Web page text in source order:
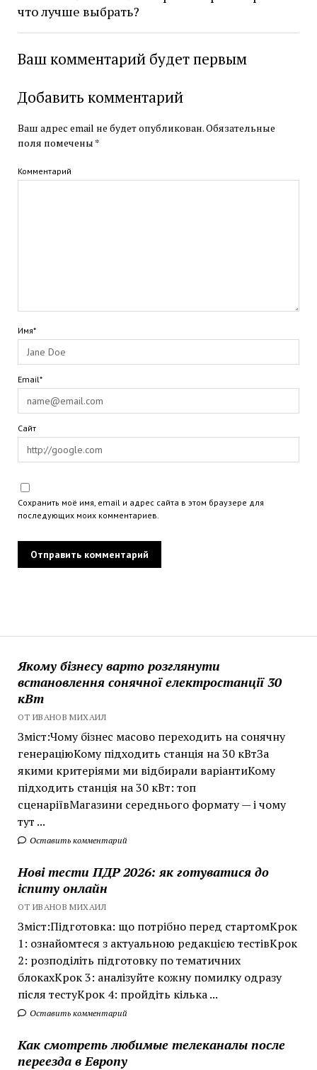
Якому бізнесу варто розглянути
встановлення сонячної електростанції 30
кВт
ОТ ИВАНОВ МИХАИЛ
Зміст:Чому бізнес масово переходить на сонячну
генераціюКому підходить станція на 30 кВтЗа
якими критеріями ми відбирали варіантиКому
підходить станція на 30 кВт: топ
сценаріївМагазини середнього формату — і чому
тут ...
Оставить комментарий
Нові тести ПДР 2026: як готуватися до
іспиту онлайн
ОТ ИВАНОВ МИХАИЛ
Зміст:Підготовка: що потрібно перед стартомКрок
1: ознайомтеся з актуальною редакцією тестівКрок
2: розподіліть підготовку по тематичних
блокахКрок 3: аналізуйте кожну помилку одразу
після тестуКрок 4: пройдіть кілька ...
Оставить комментарий
Как смотреть любимые телеканалы после
переезда в Европу
что лучше выбрать?
Ваш комментарий будет первым
Добавить комментарий
Ваш адрес email не будет опубликован.Обязательные
поля помечены *
Комментарий
Имя*
Email*
Сайт
Сохранить моё имя, email и адрес сайта в этом браузере для
последующих моих комментариев.